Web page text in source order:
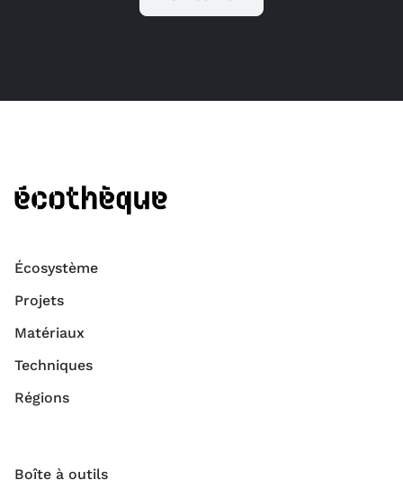
Écosystème
Projets
Matériaux
Techniques
Régions
Boîte à outils